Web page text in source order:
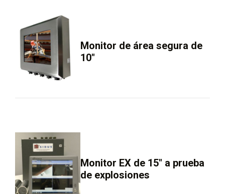
Monitor de área segura de
10″
Monitor EX de 15″ a prueba
de explosiones